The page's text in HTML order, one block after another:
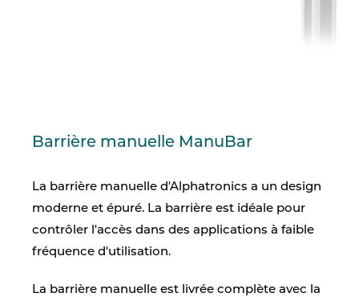
Barrière manuelle ManuBar
La barrière manuelle d'Alphatronics a un design
moderne et épuré. La barrière est idéale pour
contrôler l'accès dans des applications à faible
fréquence d'utilisation.
La barrière manuelle est livrée complète avec la